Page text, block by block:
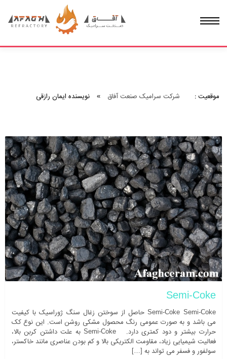
محصولات
اخبار و مقالات
موقعیت : شرکت سرامیک صنعت آفاق » نویسنده ایمان رازقی
Semi-Coke
Semi-Coke Semi-Coke حاصل از سوختن زغال سنگ ژوراسیک با کیفیت
می باشد و به صورت عمومی رنگ محصول مشکی روشن است. این نوع کک
حرارت بیشتر و دود کمتری دارد. Semi-Coke به علت داشتن کربن بالا،
فعالیت شیمیایی زیاد، مقاومت الکتریکی بالا و کم بودن عناصری مانند خاکستر،
سولفور و فسفر می تواند به […]